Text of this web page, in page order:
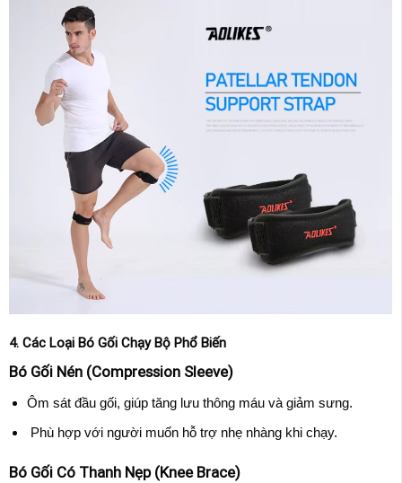
4. Các Loại Bó Gối Chạy Bộ Phổ Biến
Bó Gối Nén (Compression Sleeve)
Ôm sát đầu gối, giúp tăng lưu thông máu và giảm sưng.
Phù hợp với người muốn hỗ trợ nhẹ nhàng khi chạy.
Bó Gối Có Thanh Nẹp (Knee Brace)